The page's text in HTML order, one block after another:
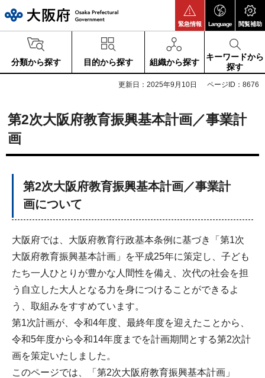
緊急情報 Language 閲覧補助
分類から探す 目的から探す 組織から探す
キーワードから
探す
更新日：2025年9月10日 ページID：8676
第2次大阪府教育振興基本計画／事業計
画
第2次大阪府教育振興基本計画／事業計
画について
大阪府では、大阪府教育行政基本条例に基づき「第1次
大阪府教育振興基本計画」を平成25年に策定し、子ども
たち一人ひとりが豊かな人間性を備え、次代の社会を担
う自立した大人となる力を身につけることができるよ
う、取組みをすすめています。
第1次計画が、令和4年度、最終年度を迎えたことから、
令和5年度から令和14年度までを計画期間とする第2次計
画を策定いたしました。
このページでは、「第2次大阪府教育振興基本計画」